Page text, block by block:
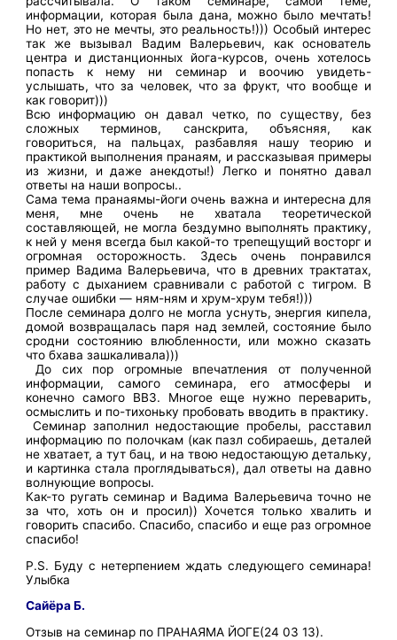
информации, которая была дана, можно было мечтать!
Но нет, это не мечты, это реальность!))) Особый интерес
так же вызывал Вадим Валерьевич, как основатель
центра и дистанционных йога-курсов, очень хотелось
попасть к нему ни семинар и воочию увидеть-
услышать, что за человек, что за фрукт, что вообще и
как говорит)))
Всю информацию он давал четко, по существу, без
сложных терминов, санскрита, объясняя, как
говориться, на пальцах, разбавляя нашу теорию и
практикой выполнения пранаям, и рассказывая примеры
из жизни, и даже анекдоты!) Легко и понятно давал
ответы на наши вопросы..
Сама тема пранаямы-йоги очень важна и интересна для
меня, мне очень не хватала теоретической
составляющей, не могла бездумно выполнять практику,
к ней у меня всегда был какой-то трепещущий восторг и
огромная осторожность. Здесь очень понравился
пример Вадима Валерьевича, что в древних трактатах,
работу с дыханием сравнивали с работой с тигром. В
случае ошибки — ням-ням и хрум-хрум тебя!)))
После семинара долго не могла уснуть, энергия кипела,
домой возвращалась паря над землей, состояние было
сродни состоянию влюбленности, или можно сказать
что бхава зашкаливала)))
До сих пор огромные впечатления от полученной
информации, самого семинара, его атмосферы и
конечно самого ВВЗ. Многое еще нужно переварить,
осмыслить и по-тихоньку пробовать вводить в практику.
Семинар заполнил недостающие пробелы, расставил
информацию по полочкам (как пазл собираешь, деталей
не хватает, а тут бац, и на твою недостающую детальку,
и картинка стала проглядываться), дал ответы на давно
волнующие вопросы.
Как-то ругать семинар и Вадима Валерьевича точно не
за что, хоть он и просил)) Хочется только хвалить и
говорить спасибо. Спасибо, спасибо и еще раз огромное
спасибо!
P.S. Буду с нетерпением ждать следующего семинара!
Улыбка
Сайёра Б.
Отзыв на семинар по ПРАНАЯМА ЙОГЕ(24 03 13).